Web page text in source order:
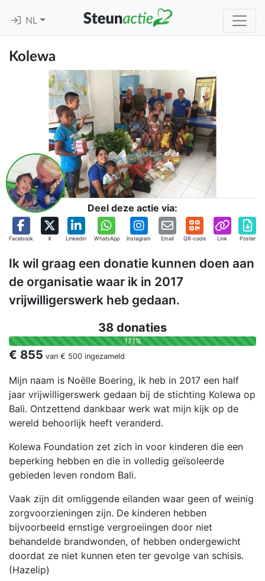
NL
Kolewa
Deel deze actie via:
Facebook X Linkedin WhatsApp Instagram Email QR-code Link Poster
Ik wil graag een donatie kunnen doen aan
de organisatie waar ik in 2017
vrijwilligerswerk heb gedaan.
38 donaties
171%
€ 855 van € 500 ingezameld
Mijn naam is Noëlle Boering, ik heb in 2017 een half
jaar vrijwilligerswerk gedaan bij de stichting Kolewa op
Bali. Ontzettend dankbaar werk wat mijn kijk op de
wereld behoorlijk heeft veranderd.
Kolewa Foundation zet zich in voor kinderen die een
beperking hebben en die in volledig geïsoleerde
gebieden leven rondom Bali.
Vaak zijn dit omliggende eilanden waar geen of weinig
zorgvoorzieningen zijn. De kinderen hebben
bijvoorbeeld ernstige vergroeiingen door niet
behandelde brandwonden, of hebben ondergewicht
doordat ze niet kunnen eten ter gevolge van schisis.
(Hazelip)